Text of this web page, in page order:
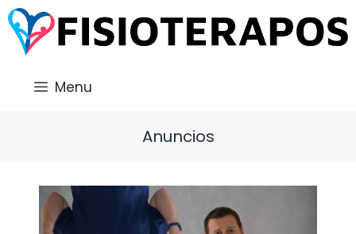
Saltar
al
contenido
Menu
Anuncios